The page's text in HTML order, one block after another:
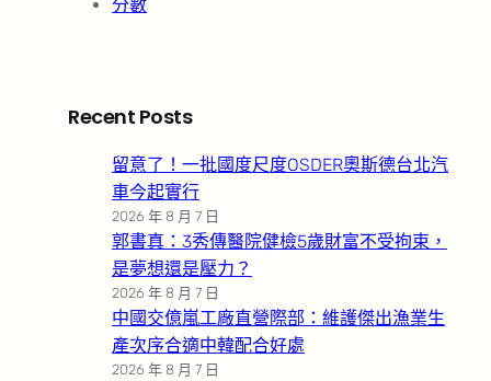
分數
Recent Posts
留意了！一批國度尺度OSDER奧斯德台北汽
車今起實行
2026 年 8 月 7 日
郭書真：3秀傳醫院健檢5歲財富不受拘束，
是夢想還是壓力？
2026 年 8 月 7 日
中國交億嵐工廠直營際部：維護傑出漁業生
產次序合適中韓配合好處
2026 年 8 月 7 日